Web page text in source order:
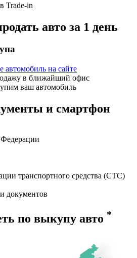
Trade‑in
авто за 1 день
автомобиль на сайте
в ближайший офис
ваш автомобиль
и смартфон
транспортного средства (СТС)
документов
по выкупу авто *